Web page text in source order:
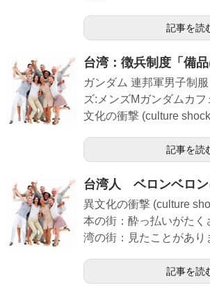
記事を読
台湾：徴兵制度「備品
ガンダム 連邦軍男子制
ズ:メンズMガンダムカ
文化の衝撃 (culture
記事を読
台湾人 ベロンベロン
異文化の衝撃 (culture
本の街：酔っ払いがたく
湾の街：見たことがあり
記事を読